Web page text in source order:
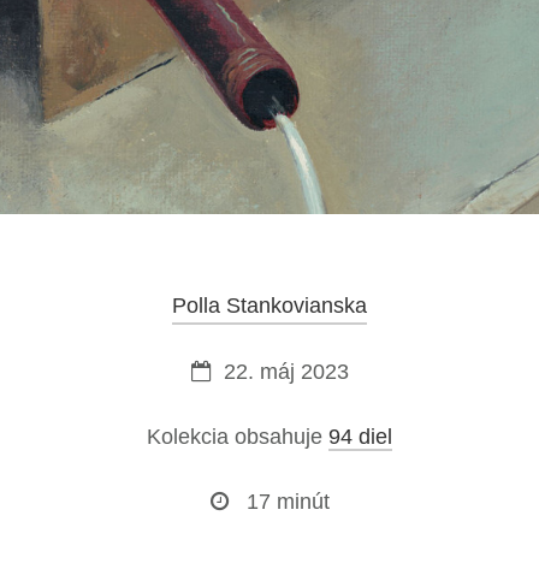
Polla Stankovianska
22. máj 2023
Kolekcia obsahuje 94 diel
17 minút